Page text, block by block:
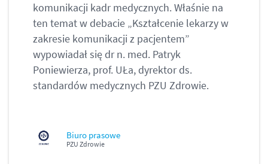
Biuro prasowe
PZU Zdrowie
komunikacji kadr medycznych. Właśnie na
ten temat w debacie „Kształcenie lekarzy w
zakresie komunikacji z pacjentem”
wypowiadał się dr n. med. Patryk
Poniewierza, prof. UŁa, dyrektor ds.
standardów medycznych PZU Zdrowie.